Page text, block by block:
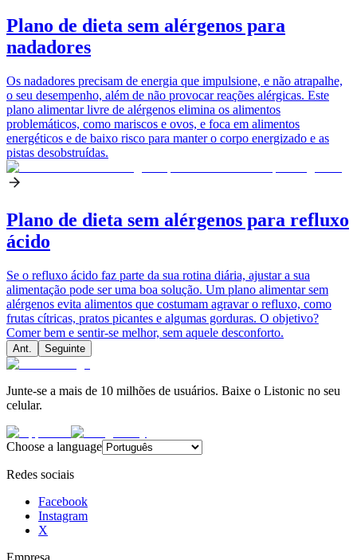
Plano de dieta sem alérgenos para
nadadores
Os nadadores precisam de energia que impulsione, e não atrapalhe,
o seu desempenho, além de não provocar reações alérgicas. Este
plano alimentar livre de alérgenos elimina os alimentos
problemáticos, como mariscos e ovos, e foca em alimentos
energéticos e de baixo risco para manter o corpo energizado e as
pistas desobstruídas.
Plano de dieta sem alérgenos para refluxo
ácido
Se o refluxo ácido faz parte da sua rotina diária, ajustar a sua
alimentação pode ser uma boa solução. Um plano alimentar sem
alérgenos evita alimentos que costumam agravar o refluxo, como
frutas cítricas, pratos picantes e algumas gorduras. O objetivo?
Comer bem e sentir-se melhor, sem aquele desconforto.
Ant. Seguinte
Junte-se a mais de 10 milhões de usuários. Baixe o Listonic no seu
celular.
Choose a language
Redes sociais
Facebook
Instagram
X
Empresa